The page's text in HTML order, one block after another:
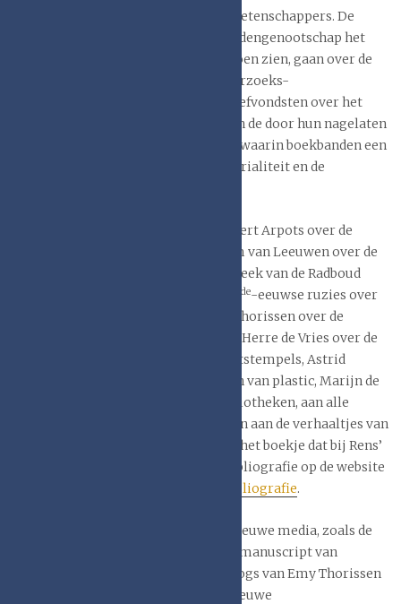
restauratoren, boekbinders en boekwetenschappers. De
publicaties die leden van het boekbandengenootschap het
laatste decennium het licht hebben doen zien, gaan over de
toepassing van het ontwikkelde onderzoeks-
instrumentarium, dan wel over archiefvondsten over het
leven van boekbinders en uitgevers en de door hun nagelaten
boekbanden, of over geschiedenissen waarin boekbanden een
cruciale rol in spelen, of over de materialiteit en de
Ik denk daarbij aan de publicaties Robert Arpots over de
Abdijbibliotheek van Berne, Jan Storm van Leeuwen over de
mooie bandencollecties in de bibliotheek van de Radboud
de-eeuwse ruzies over
perkamentverkoop in Brugge, Emy Thorissen over de
boekbanden van de Brabant Collectie, Herre de Vries over de
Hunia collectie, en over de ruitpalmetstempels, Astrid
Beckers over boeken in perkament en van plastic, Marijn de
Valk e.a. over de schadeatlas voor bibliotheken, aan alle
weblogs van Rens Top op de KB-site en aan de verhaaltjes van
diverse leden van het genootschap in het boekje dat bij Rens’
afscheid verscheen in 2022. [zie de bibliografie op de website
Bibliografie.
Ik denk ook aan de publicaties in de nieuwe media, zoals de
over de geschiedenis van het manuscript van
Anselmus Faust uit 1512, diverse weblogs van Emy Thorissen
over de Brabantse boekband en het nieuwe